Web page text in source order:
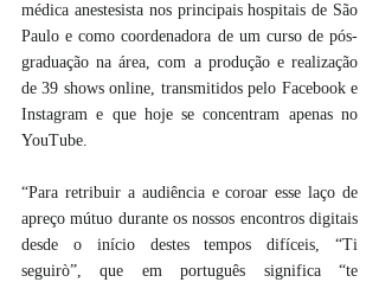
médica anestesista nos principais hospitais de São
Paulo e como coordenadora de um curso de pós-
graduação na área, com a produção e realização
de 39 shows online, transmitidos pelo Facebook e
Instagram e que hoje se concentram apenas no
YouTube.
“Para retribuir a audiência e coroar esse laço de
apreço mútuo durante os nossos encontros digitais
desde o início destes tempos difíceis, “Ti
seguirò”, que em português significa “te